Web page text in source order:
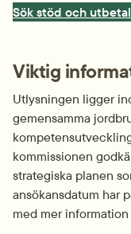
Sök stöd och
Viktig
Utlysningen ligger
gemensamma
kommissionen
strategiska planen
ansökansdatum har
med mer